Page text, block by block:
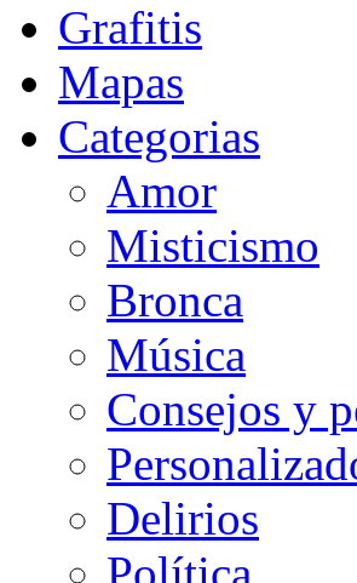
Grafitis
Mapas
Categorias
Amor
Misticismo
Bronca
Música
Consejos y
Delirios